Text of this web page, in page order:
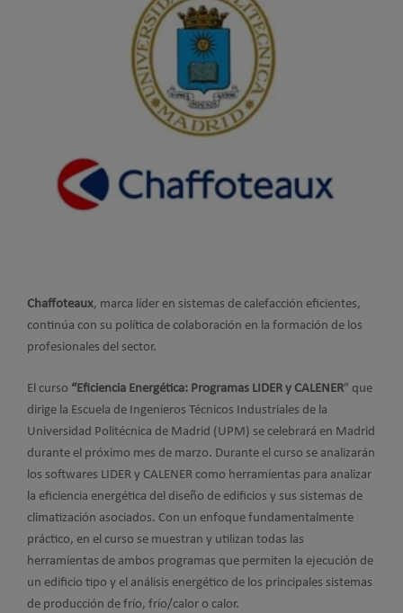
Chaffoteaux, marca líder en sistemas de calefacción eficientes,
continúa con su política de colaboración en la formación de los
profesionales del sector.
El curso “Eficiencia Energética: Programas LIDER y CALENER” que
dirige la Escuela de Ingenieros Técnicos Industriales de la
Universidad Politécnica de Madrid (UPM) se celebrará en Madrid
durante el próximo mes de marzo. Durante el curso se analizarán
los softwares LIDER y CALENER como herramientas para analizar
la eficiencia energética del diseño de edificios y sus sistemas de
climatización asociados. Con un enfoque fundamentalmente
práctico, en el curso se muestran y utilizan todas las
herramientas de ambos programas que permiten la ejecución de
un edificio tipo y el análisis energético de los principales sistemas
de producción de frío, frío/calor o calor.